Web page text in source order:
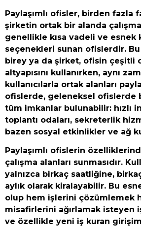
Paylaşımlı ofisler, birden fazla
şirketin ortak bir alanda
genellikle kısa vadeli ve esnek
seçenekleri sunan ofislerdir.
birey ya da şirket, ofisin çeşitli
altyapısını kullanırken, aynı
kullanıcılarla ortak alanları
ofislerde, geleneksel ofislerde
tüm imkanlar bulunabilir: hızlı
toplantı odaları, sekreterlik
bazen sosyal etkinlikler ve ağ
Paylaşımlı ofislerin
çalışma alanları sunmasıdır.
yalnızca birkaç saatliğine,
aylık olarak kiralayabilir. Bu
olup hem işlerini çözümlemek
misafirlerini ağırlamak isteyen
ve özellikle yeni iş kuran